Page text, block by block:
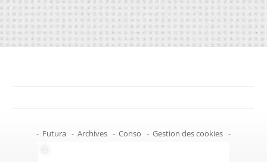
- Futura - Archives - Conso - Gestion des cookies -